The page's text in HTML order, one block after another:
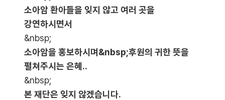
소아암 환아들을 잊지 않고 여러 곳을
강연하시면서
&nbsp;
소아암을 홍보하시며&nbsp;후원의 귀한 뜻을
펼쳐주시는 은혜..
&nbsp;
본 재단은 잊지 않겠습니다.